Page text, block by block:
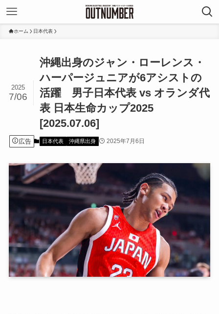
ホーム 日本代表
沖縄出身のジャン・ローレンス・
ハーパージュニアが6アシストの
活躍 男子日本代表 vs オランダ代
表 日本生命カップ2025
[2025.07.06]
2025
7/06
広告 日本代表 沖縄県出身 2025年7月6日